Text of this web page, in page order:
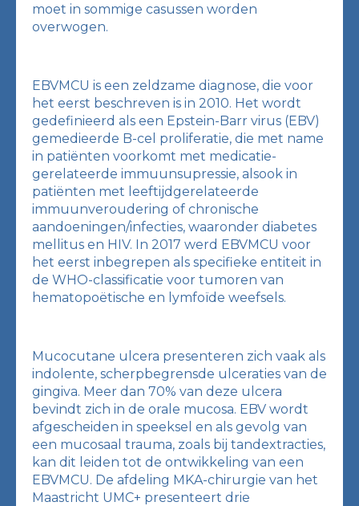
moet in sommige casussen worden
overwogen.
EBVMCU is een zeldzame diagnose, die voor
het eerst beschreven is in 2010. Het wordt
gedefinieerd als een Epstein-Barr virus (EBV)
gemedieerde B-cel proliferatie, die met name
in patiënten voorkomt met medicatie-
gerelateerde immuunsupressie, alsook in
patiënten met leeftijdgerelateerde
immuunveroudering of chronische
aandoeningen/infecties, waaronder diabetes
mellitus en HIV. In 2017 werd EBVMCU voor
het eerst inbegrepen als specifieke entiteit in
de WHO-classificatie voor tumoren van
hematopoëtische en lymfoïde weefsels.
Mucocutane ulcera presenteren zich vaak als
indolente, scherpbegrensde ulceraties van de
gingiva. Meer dan 70% van deze ulcera
bevindt zich in de orale mucosa. EBV wordt
afgescheiden in speeksel en als gevolg van
een mucosaal trauma, zoals bij tandextracties,
kan dit leiden tot de ontwikkeling van een
EBVMCU. De afdeling MKA-chirurgie van het
Maastricht UMC+ presenteert drie